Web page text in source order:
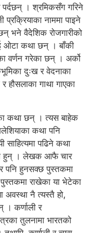
। श्रमिकसँग गरिने
नाममा पाइने
भने वैदेशिक रोजगारीको
ओटा कथा छन् । बाँकी
वर्णन गरेका छन् । अर्को
दुःख र वेदनाका
गाथा गाएका
कथा छन् । त्यस बाहेक
कथा पनि
पढिने कथा
हुन् । लेखक आफै चार
पनि हुनसक्छ पुस्तकमा
राखेका या भेटेका
अवस्था नै त्यस्तै हो,
। कर्णाली र
तुलनामा भारतको